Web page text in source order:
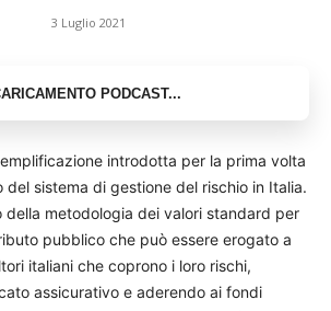
3 Luglio 2021
introdotta per la prima volta
del sistema di gestione del rischio in Italia.
della metodologia dei valori standard per
pubblico che può essere erogato a
italiani che coprono i loro rischi,
assicurativo e aderendo ai fondi